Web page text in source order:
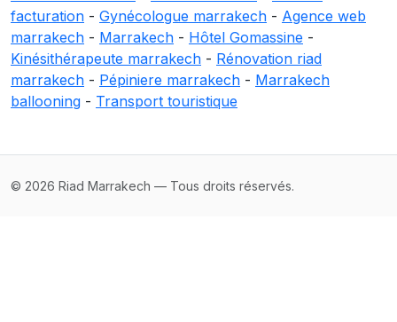
facturation - Gynécologue marrakech - Agence web
marrakech - Marrakech - Hôtel Gomassine -
Kinésithérapeute marrakech - Rénovation riad
marrakech - Pépiniere marrakech - Marrakech
ballooning - Transport touristique
© 2026 Riad Marrakech — Tous droits réservés.